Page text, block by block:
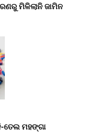
ମିଳିଲାନି ଜାମିନ
ମହଙ୍ଗା